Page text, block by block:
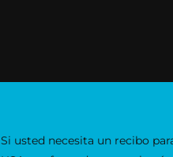
Si usted necesita un recibo